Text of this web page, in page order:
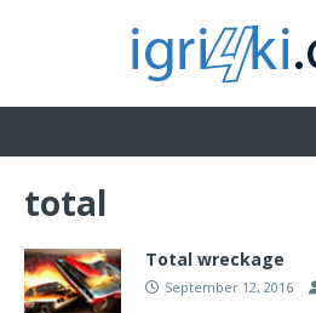
total
Total wreckage
September 12, 2016